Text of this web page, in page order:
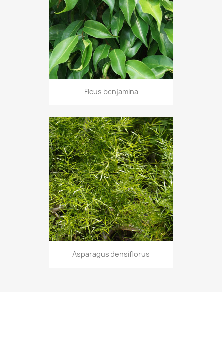
Ficus benjamina
Asparagus densiflorus